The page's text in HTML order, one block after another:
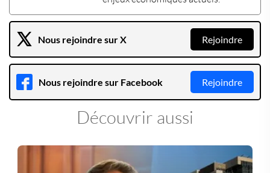
Nous rejoindre sur X Rejoindre
Nous rejoindre sur Facebook Rejoindre
Découvrir aussi